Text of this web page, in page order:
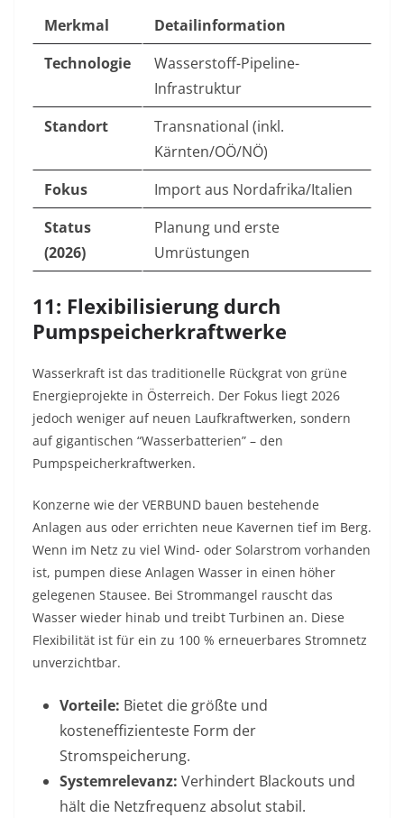
Merkmal
Detailinformation
Technologie
Wasserstoff-Pipeline-
Infrastruktur
Standort
Transnational (inkl.
Kärnten/OÖ/NÖ)
Fokus
Import aus Nordafrika/Italien
Status
(2026)
Planung und erste
Umrüstungen
11: Flexibilisierung durch
Pumpspeicherkraftwerke
Wasserkraft ist das traditionelle Rückgrat von grüne
Energieprojekte in Österreich. Der Fokus liegt 2026
jedoch weniger auf neuen Laufkraftwerken, sondern
auf gigantischen “Wasserbatterien” – den
Pumpspeicherkraftwerken.
Konzerne wie der VERBUND bauen bestehende
Anlagen aus oder errichten neue Kavernen tief im Berg.
Wenn im Netz zu viel Wind- oder Solarstrom vorhanden
ist, pumpen diese Anlagen Wasser in einen höher
gelegenen Stausee. Bei Strommangel rauscht das
Wasser wieder hinab und treibt Turbinen an. Diese
Flexibilität ist für ein zu 100 % erneuerbares Stromnetz
unverzichtbar.
Vorteile: Bietet die größte und
kosteneffizienteste Form der
Stromspeicherung.
Systemrelevanz: Verhindert Blackouts und
hält die Netzfrequenz absolut stabil.